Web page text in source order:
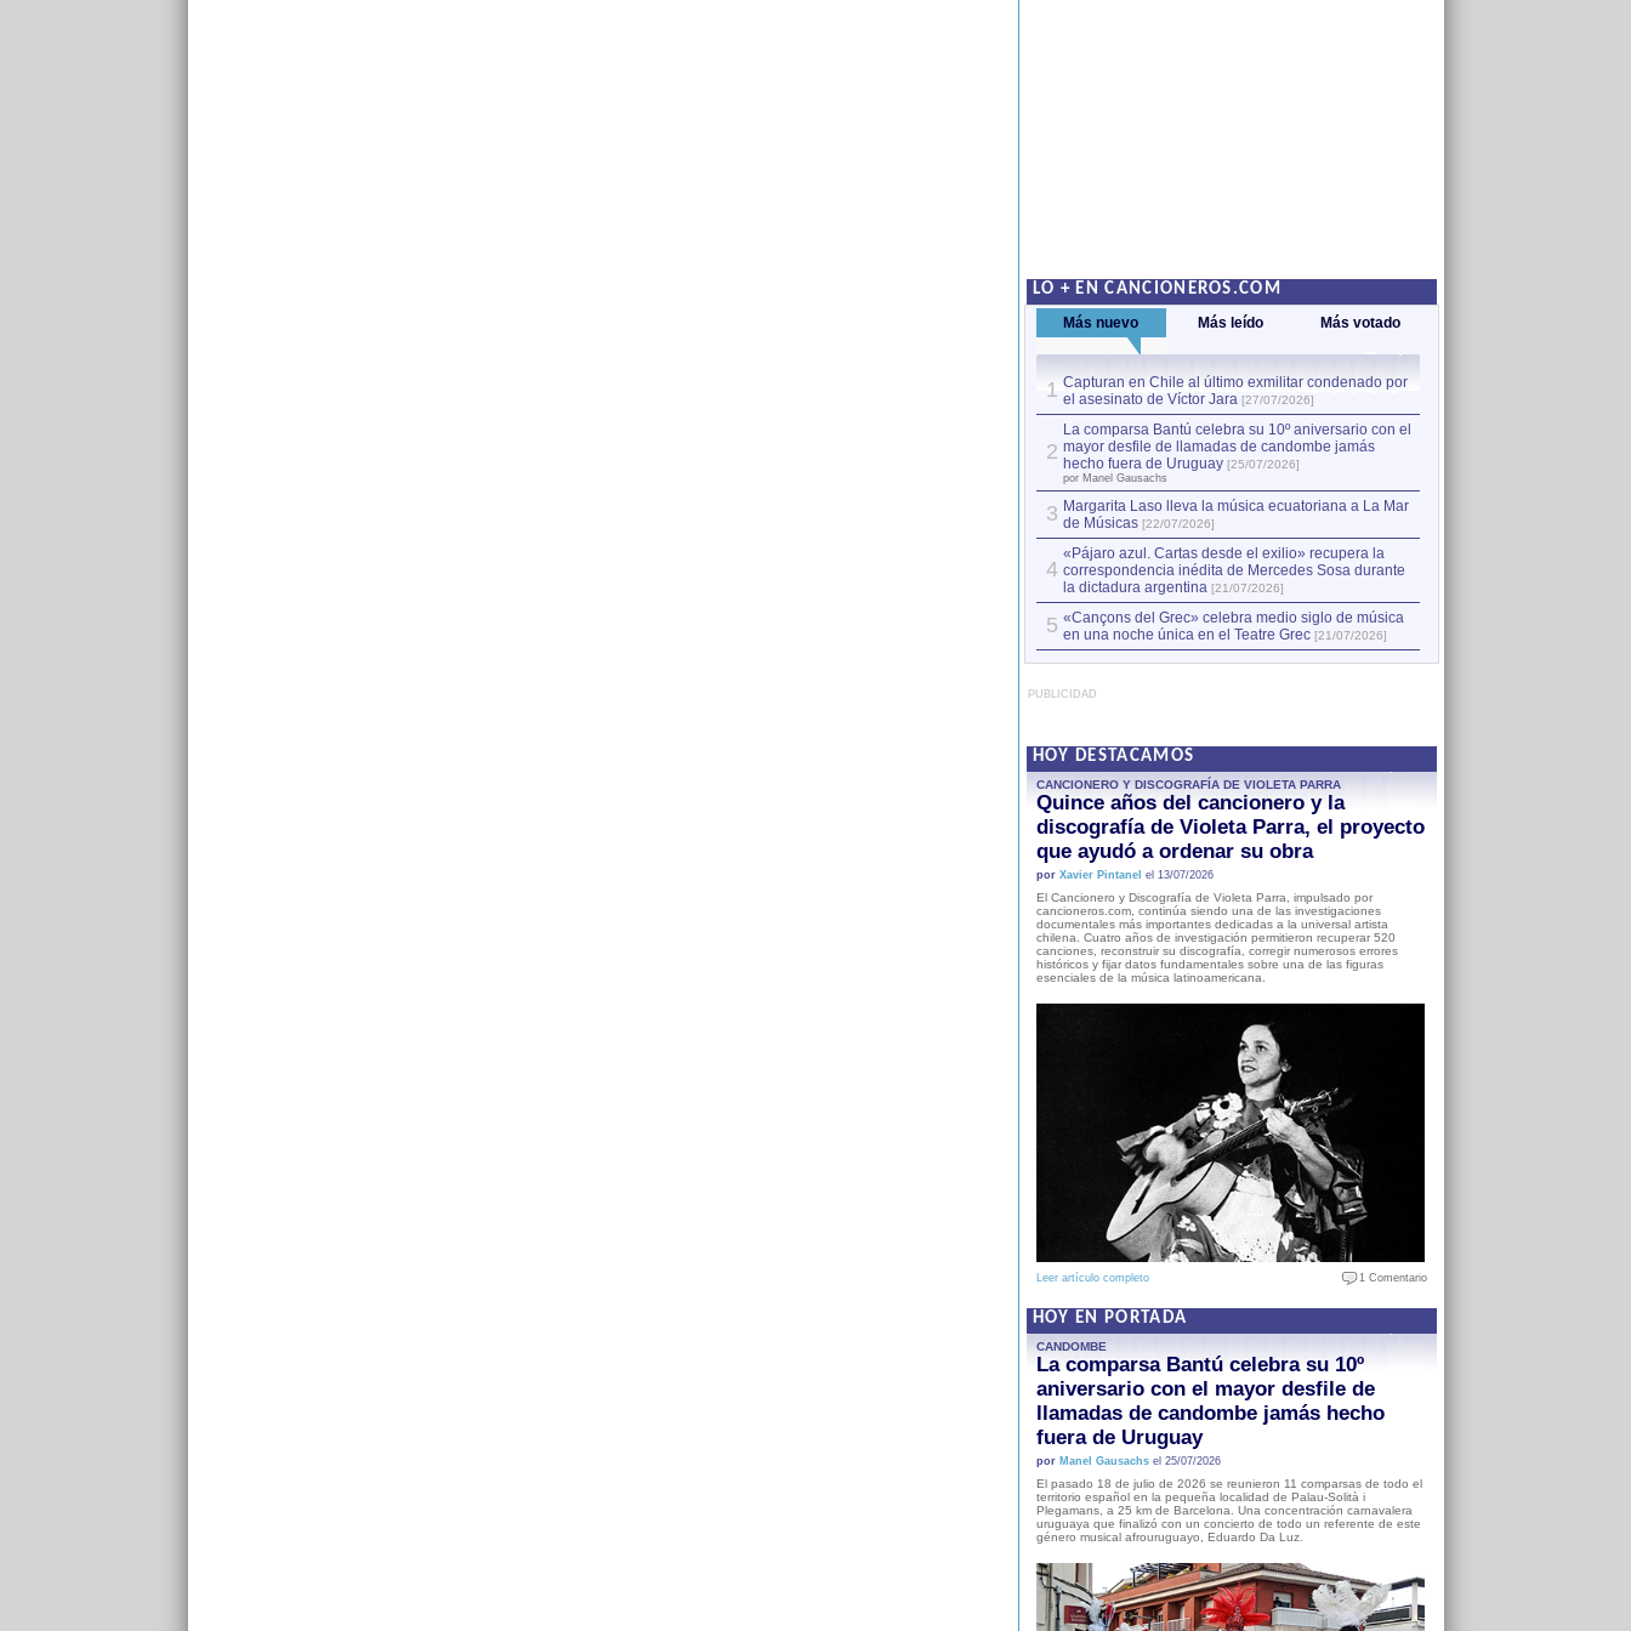
LO + EN CANCIONEROS.COM
Más nuevo Más leído Más votado
1 Capturan en Chile al último exmilitar condenado por
el asesinato de Víctor Jara [27/07/2026]
2
La comparsa Bantú celebra su 10º aniversario con el
mayor desfile de llamadas de candombe jamás
hecho fuera de Uruguay [25/07/2026]
por Manel Gausachs
3 Margarita Laso lleva la música ecuatoriana a La Mar
de Músicas [22/07/2026]
4
«Pájaro azul. Cartas desde el exilio» recupera la
correspondencia inédita de Mercedes Sosa durante
la dictadura argentina [21/07/2026]
5 «Cançons del Grec» celebra medio siglo de música
en una noche única en el Teatre Grec [21/07/2026]
PUBLICIDAD
HOY DESTACAMOS
CANCIONERO Y DISCOGRAFÍA DE VIOLETA PARRA
Quince años del cancionero y la
discografía de Violeta Parra, el proyecto
que ayudó a ordenar su obra
por Xavier Pintanel el 13/07/2026
El Cancionero y Discografía de Violeta Parra, impulsado por
cancioneros.com, continúa siendo una de las investigaciones
documentales más importantes dedicadas a la universal artista
chilena. Cuatro años de investigación permitieron recuperar 520
canciones, reconstruir su discografía, corregir numerosos errores
históricos y fijar datos fundamentales sobre una de las figuras
esenciales de la música latinoamericana.
Leer artículo completo 1 Comentario
HOY EN PORTADA
CANDOMBE
La comparsa Bantú celebra su 10º
aniversario con el mayor desfile de
llamadas de candombe jamás hecho
fuera de Uruguay
por Manel Gausachsel 25/07/2026
El pasado 18 de julio de 2026 se reunieron 11 comparsas de todo el
territorio español en la pequeña localidad de Palau-Solità i
Plegamans, a 25 km de Barcelona. Una concentración carnavalera
uruguaya que finalizó con un concierto de todo un referente de este
género musical afrouruguayo, Eduardo Da Luz.